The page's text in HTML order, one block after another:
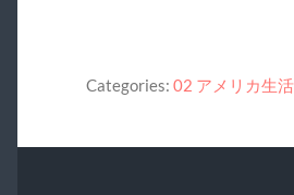
Categories: 02 アメリカ生活